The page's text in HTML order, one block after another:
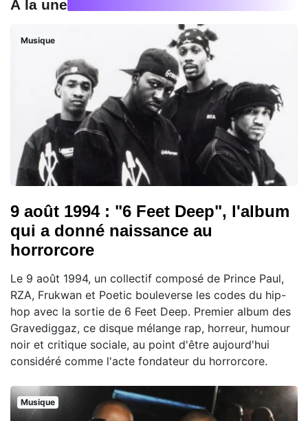
À la une
Musique
9 août 1994 : "6 Feet Deep", l'album
qui a donné naissance au
horrorcore
Le 9 août 1994, un collectif composé de Prince Paul,
RZA, Frukwan et Poetic bouleverse les codes du hip-
hop avec la sortie de 6 Feet Deep. Premier album des
Gravediggaz, ce disque mélange rap, horreur, humour
noir et critique sociale, au point d'être aujourd'hui
considéré comme l'acte fondateur du horrorcore.
Musique